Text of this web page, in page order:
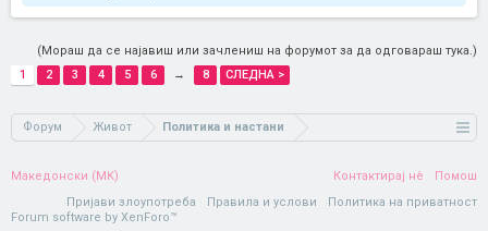
(Мораш да се најавиш или зачлениш на форумот за да одговараш тука.)
1
2 3 4 5 6 → 8 СЛЕДНА >
Форум Живот Политика и настани
Македонски (MK) Контактирај нè
Помош
Пријави злоупотреба
Правила и услови
Политика на приватност
Forum software by XenForo™